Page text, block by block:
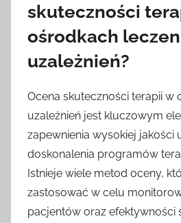
skuteczności
ośrodkach
uzależnień?
Ocena skuteczności terapii w
uzależnień jest kluczowym
zapewnienia wysokiej jakości
doskonalenia programów
Istnieje wiele metod oceny,
zastosować w celu
pacjentów oraz efektywności